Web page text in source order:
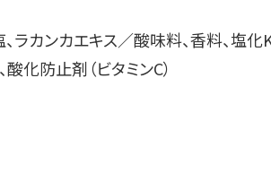
ラカンカエキス／酸味料、香料、塩化K
酸化防止剤（ビタミンC）